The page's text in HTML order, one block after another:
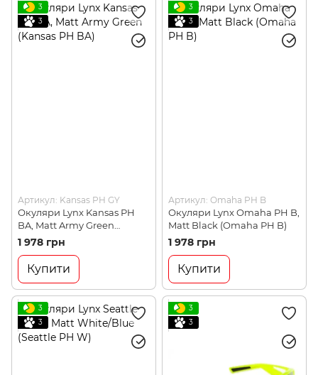
3
3
Артикул: Kansas PH GY
Окуляри Lynx Kansas PH
BA, Matt Army Green
(Kansas PH BA)
1 978 грн
Купити
3
3
Артикул: Omaha PH B
Окуляри Lynx Omaha PH B,
Matt Black (Omaha PH B)
1 978 грн
Купити
3
3
3
3